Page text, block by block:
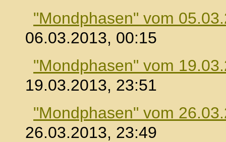
"Mondphasen" vom
06.03.2013, 00:15
"Mondphasen" vom
19.03.2013, 23:51
"Mondphasen" vom
26.03.2013, 23:49